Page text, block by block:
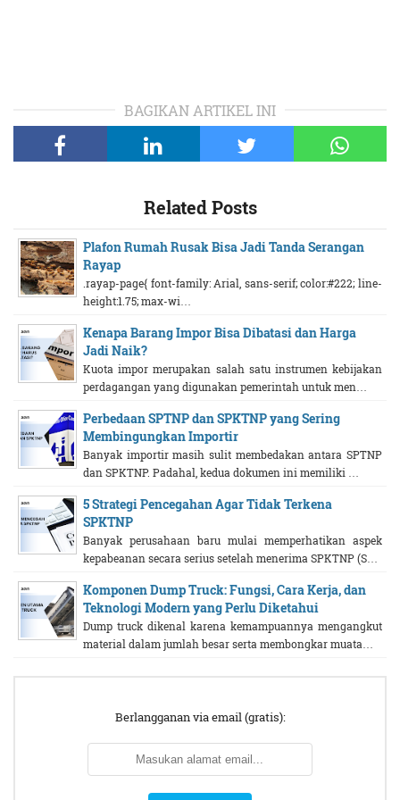
BAGIKAN ARTIKEL INI
Related Posts
Plafon Rumah Rusak Bisa Jadi Tanda Serangan
Rayap
.rayap-page{ font-family: Arial, sans-serif; color:#222; line-
height:1.75; max-wi…
Kenapa Barang Impor Bisa Dibatasi dan Harga
Jadi Naik?
Kuota impor merupakan salah satu instrumen kebijakan
perdagangan yang digunakan pemerintah untuk men…
Perbedaan SPTNP dan SPKTNP yang Sering
Membingungkan Importir
Banyak importir masih sulit membedakan antara SPTNP
dan SPKTNP. Padahal, kedua dokumen ini memiliki …
5 Strategi Pencegahan Agar Tidak Terkena
SPKTNP
Banyak perusahaan baru mulai memperhatikan aspek
kepabeanan secara serius setelah menerima SPKTNP (S…
Komponen Dump Truck: Fungsi, Cara Kerja, dan
Teknologi Modern yang Perlu Diketahui
Dump truck dikenal karena kemampuannya mengangkut
material dalam jumlah besar serta membongkar muata…
Berlangganan via email (gratis):